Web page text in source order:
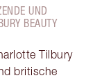
UND
BEAUTY
Tilbury
britische